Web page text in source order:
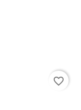
favorite_border